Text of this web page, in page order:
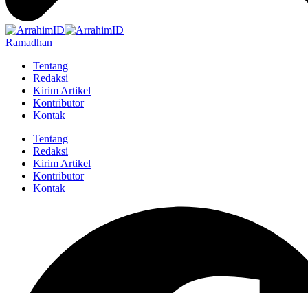
Ramadhan
Tentang
Redaksi
Kirim Artikel
Kontributor
Kontak
Tentang
Redaksi
Kirim Artikel
Kontributor
Kontak